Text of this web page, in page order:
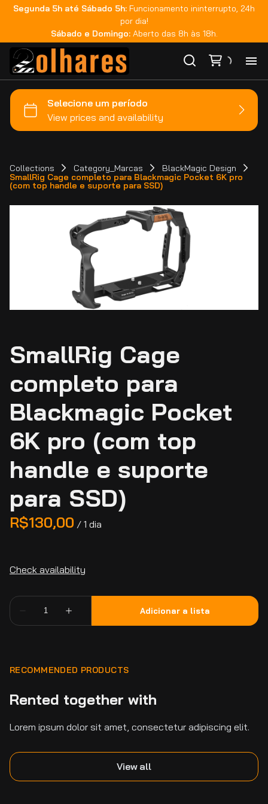
Segunda 5h até Sábado 5h: Funcionamento ininterrupto, 24h
por dia!
Sábado e Domingo: Aberto das 8h às 18h.
Collections Category_Marcas
BlackMagic Design
SmallRig Cage completo para Blackmagic Pocket 6K pro
(com top handle e suporte para SSD)
SmallRig Cage
completo para
Blackmagic Pocket
6K pro (com top
handle e suporte
para SSD)
/
RECOMMENDED PRODUCTS
Rented together with
Lorem ipsum dolor sit amet, consectetur adipiscing elit.
View all